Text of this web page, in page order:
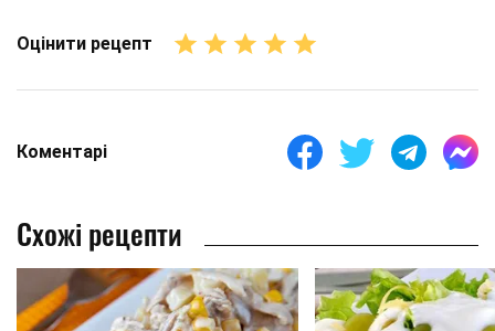
Оцінити рецепт
Коментарі
Схожі рецепти